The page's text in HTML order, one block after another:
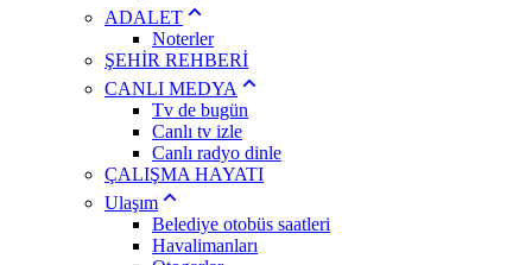
ADALET
Noterler
ŞEHİR REHBERİ
CANLI MEDYA
Tv de bugün
Canlı tv izle
Canlı radyo dinle
ÇALIŞMA HAYATI
Ulaşım
Belediye otobüs saatleri
Havalimanları